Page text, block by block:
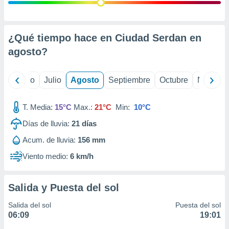
e
mediante
de
1199
¿Qué tiempo hace en Ciudad Serdan en
agosto?
Junio Julio Agosto Septiembre Octubre
T. Media: 15°C Max.: 21°C Min: 10°C
Días de lluvia: 21 días
Acum. de lluvia: 156 mm
Viento medio: 6 km/h
Salida y Puesta del sol
Salida del sol
06:09
Puesta del sol
19:01